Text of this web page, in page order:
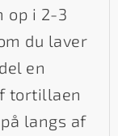
op i 2-3
du laver
en
tortillaen
langs af